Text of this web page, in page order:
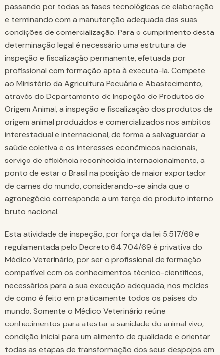
passando por todas as fases tecnológicas de elaboração
e terminando com a manutenção adequada das suas
condições de comercialização. Para o cumprimento desta
determinação legal é necessário uma estrutura de
inspeção e fiscalização permanente, efetuada por
profissional com formação apta à executa-la. Compete
ao Ministério da Agricultura Pecuária e Abastecimento,
através do Departamento de Inspeção de Produtos de
Origem Animal, a inspeção e fiscalização dos produtos de
origem animal produzidos e comercializados nos ambitos
interestadual e internacional, de forma a salvaguardar a
saúde coletiva e os interesses econômicos nacionais,
serviço de eficiência reconhecida internacionalmente, a
ponto de estar o Brasil na posição de maior exportador
de carnes do mundo, considerando-se ainda que o
agronegócio corresponde a um terço do produto interno
bruto nacional.
Esta atividade de inspeção, por força da lei 5.517/68 e
regulamentada pelo Decreto 64.704/69 é privativa do
Médico Veterinário, por ser o profissional de formação
compatível com os conhecimentos técnico-científicos,
necessários para a sua execução adequada, nos moldes
de como é feito em praticamente todos os países do
mundo. Somente o Médico Veterinário reúne
conhecimentos para atestar a sanidade do animal vivo,
condição inicial para um alimento de qualidade e orientar
todas as etapas de transformação dos seus despojos em